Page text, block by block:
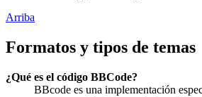
Arriba
Formatos y tipos de temas
¿Qué es el código BBCode?
BBcode es una implementación